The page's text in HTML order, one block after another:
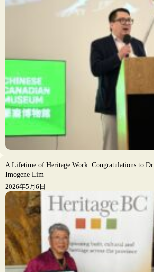
A Lifetime of Heritage Work: Congratulations to Dr.
Imogene Lim
2026年5月6日